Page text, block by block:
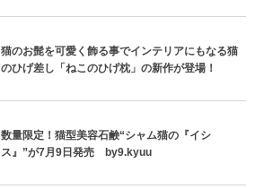
猫のお髭を可愛く飾る事でインテリアにもなる猫
のひげ差し「ねこのひげ枕」の新作が登場！
数量限定！猫型美容石鹸“シャム猫の『イシ
ス』”が7月9日発売 by9.kyuu